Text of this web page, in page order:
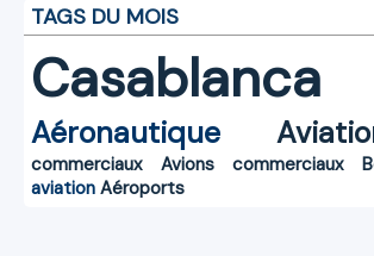
TAGS DU MOIS
Casablanca
Aéronautique
commerciaux
Avions commerciaux
aviation Aéroports